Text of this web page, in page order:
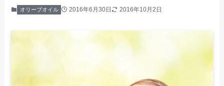
オリーブオイル 2016年6月30日 2016年10月2日